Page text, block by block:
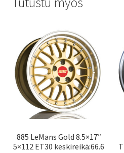
885 LeMans Gold 8.5×17″
5×112 ET30 keskireikä:66.6